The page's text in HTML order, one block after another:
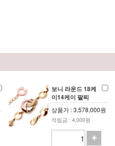
보니 라운드 18케
이14케이 팔찌
상품가 : 3,578,000원
적립금 : 4,000원